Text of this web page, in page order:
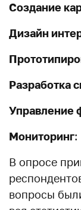
Создание
Дизайн
Разработка
Управление
Мониторинг:
В опросе
вопросы